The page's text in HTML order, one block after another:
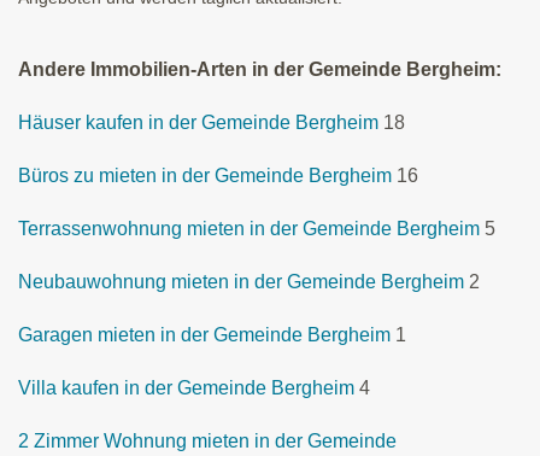
Andere Immobilien-Arten in der Gemeinde Bergheim:
Häuser kaufen in der Gemeinde Bergheim 18
Büros zu mieten in der Gemeinde Bergheim 16
Terrassenwohnung mieten in der Gemeinde Bergheim 5
Neubauwohnung mieten in der Gemeinde Bergheim 2
Garagen mieten in der Gemeinde Bergheim 1
Villa kaufen in der Gemeinde Bergheim 4
2 Zimmer Wohnung mieten in der Gemeinde